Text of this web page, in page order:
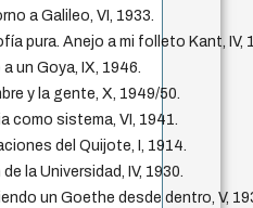
a Galileo, VI, 1933.
pura. Anejo a mi folleto Kant, IV,
a un Goya, IX, 1946.
y la gente, X, 1949/50.
como sistema, VI, 1941.
del Quijote, I, 1914.
de la Universidad, IV, 1930.
un Goethe desde dentro, V,